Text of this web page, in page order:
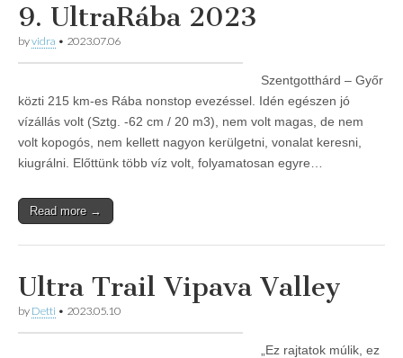
9. UltraRába 2023
byvidra • 2023.07.06
Szentgotthárd – Győr
közti 215 km-es Rába nonstop evezéssel. Idén egészen jó
vízállás volt (Sztg. -62 cm / 20 m3), nem volt magas, de nem
volt kopogós, nem kellett nagyon kerülgetni, vonalat keresni,
kiugrálni. Előttünk több víz volt, folyamatosan egyre…
Read more →
Ultra Trail Vipava Valley
by Detti • 2023.05.10
„Ez rajtatok múlik, ez